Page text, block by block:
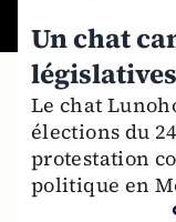
Un chat
Le chat
élections du
protestation
politique en